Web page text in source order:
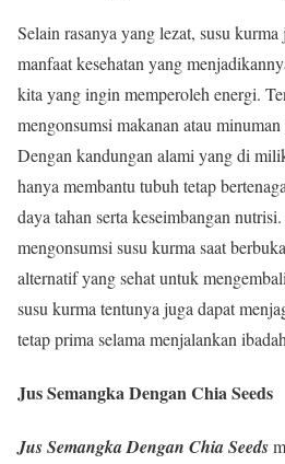
Selain rasanya yang lezat, susu
manfaat kesehatan yang
kita yang ingin memperoleh energi.
mengonsumsi makanan atau
Dengan kandungan alami yang di
hanya membantu tubuh tetap
daya tahan serta keseimbangan
mengonsumsi susu kurma saat
alternatif yang sehat untuk
susu kurma tentunya juga dapat
tetap prima selama menjalankan
Jus Semangka Dengan Chia Seeds
Jus Semangka Dengan Chia Seeds